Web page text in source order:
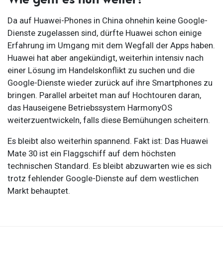
Da auf Huawei-Phones in China ohnehin keine Google-
Dienste zugelassen sind, dürfte Huawei schon einige
Erfahrung im Umgang mit dem Wegfall der Apps haben.
Huawei hat aber angekündigt, weiterhin intensiv nach
einer Lösung im Handelskonflikt zu suchen und die
Google-Dienste wieder zurück auf ihre Smartphones zu
bringen. Parallel arbeitet man auf Hochtouren daran,
das Hauseigene Betriebssystem HarmonyOS
weiterzuentwickeln, falls diese Bemühungen scheitern.
Es bleibt also weiterhin spannend. Fakt ist: Das Huawei
Mate 30 ist ein Flaggschiff auf dem höchsten
technischen Standard. Es bleibt abzuwarten wie es sich
trotz fehlender Google-Dienste auf dem westlichen
Markt behauptet.